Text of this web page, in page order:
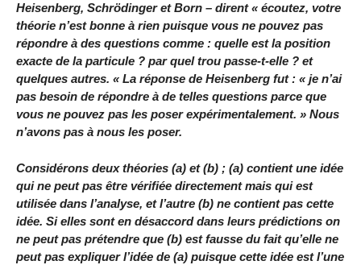
Heisenberg, Schrödinger et Born – dirent « écoutez, votre
théorie n’est bonne à rien puisque vous ne pouvez pas
répondre à des questions comme : quelle est la position
exacte de la particule ? par quel trou passe-t-elle ? et
quelques autres. « La réponse de Heisenberg fut : « je n’ai
pas besoin de répondre à de telles questions parce que
vous ne pouvez pas les poser expérimentalement. » Nous
n’avons pas à nous les poser.
Considérons deux théories (a) et (b) ; (a) contient une idée
qui ne peut pas être vérifiée directement mais qui est
utilisée dans l’analyse, et l’autre (b) ne contient pas cette
idée. Si elles sont en désaccord dans leurs prédictions on
ne peut pas prétendre que (b) est fausse du fait qu’elle ne
peut pas expliquer l’idée de (a) puisque cette idée est l’une